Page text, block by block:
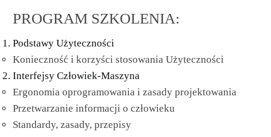
PROGRAM SZKOLENIA:
Podstawy Użyteczności
Konieczność i korzyści stosowania Użyteczności
Interfejsy Człowiek-Maszyna
Ergonomia oprogramowania i zasady projektowania
Przetwarzanie informacji o człowieku
Standardy, zasady, przepisy